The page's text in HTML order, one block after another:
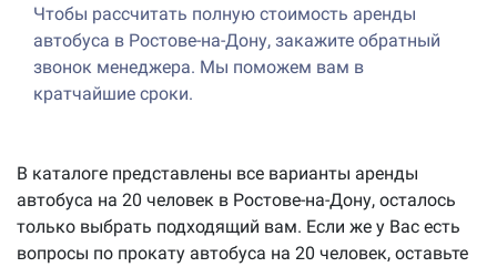
Чтобы рассчитать полную стоимость аренды
автобуса в Ростове-на-Дону, закажите обратный
звонок менеджера. Мы поможем вам в
кратчайшие сроки.
В каталоге представлены все варианты аренды
автобуса на 20 человек в Ростове-на-Дону, осталось
только выбрать подходящий вам. Если же у Вас есть
вопросы по прокату автобуса на 20 человек, оставьте